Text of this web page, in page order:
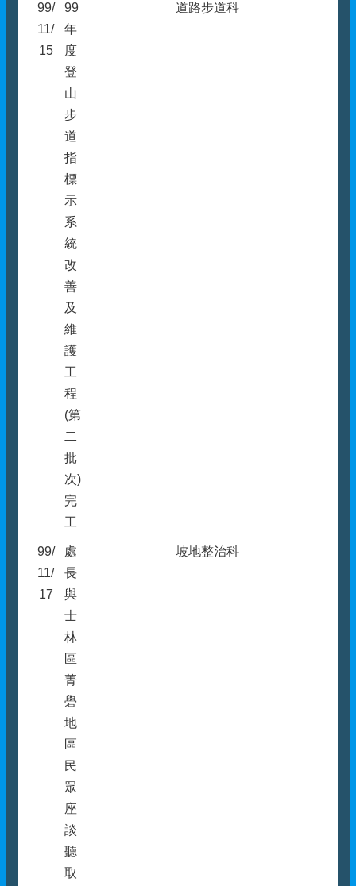
99/
11/
15
99
年
度
登
山
步
道
指
標
示
系
統
改
善
及
維
護
工
程
(第
二
批
次)
完
工
道路步道科
99/
11/
17
處
長
與
士
林
區
菁
礐
地
區
民
眾
座
談
聽
取
坡地整治科